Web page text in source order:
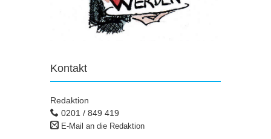
Kontakt
Redaktion
0201 / 849 419
E-Mail an die Redaktion